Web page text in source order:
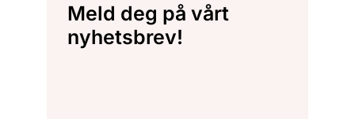
Meld deg på vårt
nyhetsbrev!